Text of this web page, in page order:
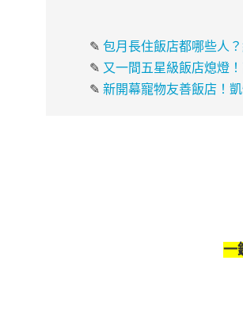
✎ 包月長住飯店都哪些人
✎ 又一間五星級飯店熄燈
✎ 新開幕寵物友善飯店！
一